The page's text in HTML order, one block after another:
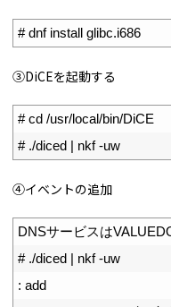
# dnf install glibc.i686
③DiCEを起動する
# cd /usr/local/bin/DiCE
# ./diced | nkf -uw
④イベントの追加
DNSサービスは
# ./diced | nkf -uw
: add